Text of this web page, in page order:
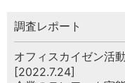
調査レポート
オフィスカイゼン活
[2022.7.24]